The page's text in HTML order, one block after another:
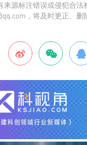
来源标注错误或侵犯合法
，将及时更正、